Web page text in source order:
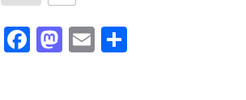
Facebook
Mastodon
Email